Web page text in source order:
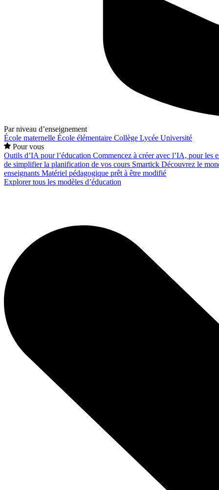
Par niveau d’enseignement
École maternelle École élémentaire Collège Lycée Université
Pour vous
Outils d’IA pour l’éducation Commencez à créer avec l’IA, pour les
de simplifier la planification de vos cours Smartick Découvrez le
enseignants Matériel pédagogique prêt à être modifié
Explorer tous les modèles d’éducation